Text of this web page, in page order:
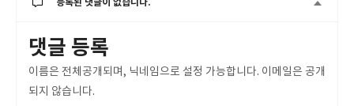
등록된 댓글이 없습니다.
댓글 등록
이름은 전체공개되며, 닉네임으로 설정 가능합니다. 이메일은 공개
되지 않습니다.